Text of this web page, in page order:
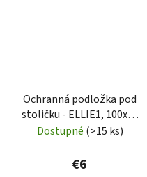
Ochranná podložka pod
stoličku - ELLIE1, 100x70
cm, 0,5 mm
Dostupné (>15 ks)
€6